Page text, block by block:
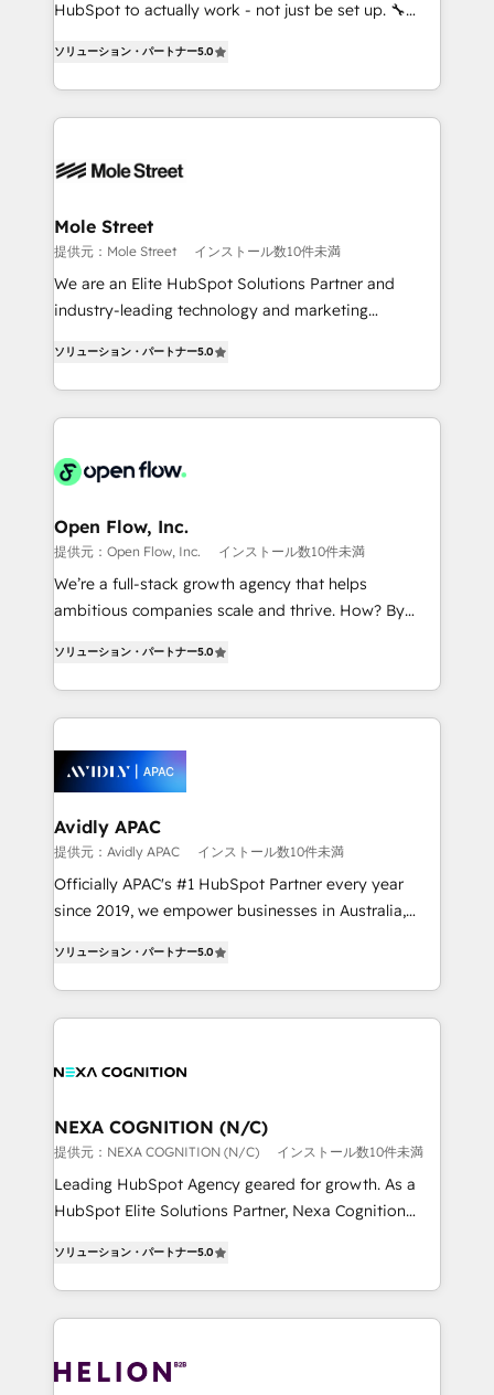
no es crecer — es solo moverse rápido. 🌎
Operamos en Colombia, Perú, México, Ecuador,
retail, salud, banca, bienes raíces, construcción y
HubSpot to actually work - not just be set up. 🔧
automation, and training built for adoption. ⚡ Highly
Technical Execution: ERP, EMR and Custom
Integrations; complex builds delivered in weeks, not
workflows; automation agents; process optimization
Healthcare: HIPAA implementations; secure data
workflows 💼 Financial Services: compliant
workflows; audit-ready reporting ⚖️ Legal: client
intake; pipeline and document workflows 🛒 E-
revenue automation 🏢 Real Estate: deal pipelines;
portfolio and lifecycle management 🏭
HIPAA-aware; CASL-compliant; GDPR-ready
implementations where required 💡 Why 500+
built to scale.
ソリューション・パートナー5.0
Mole Street
提供元：Mole Street インストール数10件未満
We are an Elite HubSpot Solutions Partner and
industry-leading technology and marketing
market B2B companies globally that want a strategic
approach to execute their goals through creative
applications of our solutions; Technical HubSpot
Design, Migrations + Integrations. Mole Street’s
greatness, which is achieved through creating
absolute clarity, derived from a well-defined
strategy, executed well, and reported on with clear
results. The culture is driven by core values; Joy, Grit,
Mindedness, and Clarity. We are driven to win for the
collective good of the company and its clientele, and
things are happening.
ソリューション・パートナー5.0
Open Flow, Inc.
提供元：Open Flow, Inc. インストール数10件未満
We’re a full-stack growth agency that helps
ambitious companies scale and thrive. How? By
generating aspect of your business. We’re proud
HubSpot Elite Solutions Partners and devout CRM
nerds who can harness HubSpot’s custom digital
experience. Working hand-in-hand with your team,
we’ll assemble a RevOps machine that drives more
traffic, generates better leads and crushes your
revenue goals. We've worked with thousands of
HubSpot customers and we'd love to work with you
too! Clients come to us for: Advanced CRM solutions
HubSpot Data System Migrations between systems
to HubSpot New lead generation strategies Time-
ソリューション・パートナー5.0
Avidly APAC
提供元：Avidly APAC インストール数10件未満
Officially APAC's #1 HubSpot Partner every year
since 2019, we empower businesses in Australia,
potential through enterprise HubSpot CRM
implementation. And we deliver best practice across
the whole HubSpot platform, covering marketing,
all businesses, from start-up to Enterprise, and have
the world. Our human approach to digital
transformation is designed for businesses who want
to grow. And we're passionate about APAC
businesses leading the world in technology, agility
record migrating businesses from CRM & Marketing
Platforms such as Salesforce, Dynamics, Pipedrive,
with attract and retain customers, manage their
business people and processes, and how they
ソリューション・パートナー5.0
NEXA COGNITION (N/C)
提供元：NEXA COGNITION (N/C) インストール数10件未満
Leading HubSpot Agency geared for growth. As a
HubSpot Elite Solutions Partner, Nexa Cognition
has been one of the longest-standing partners since
2012. We empower businesses to harness the full
potential of HubSpot by combining strategic
bespoke HubSpot solutions tailored to drive
ソリューション・パートナー5.0